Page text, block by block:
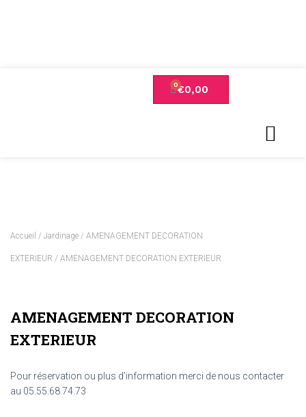
€0,00
Accueil / Jardinage / AMENAGEMENT DECORATION
EXTERIEUR / AMENAGEMENT DECORATION EXTERIEUR
AMENAGEMENT DECORATION
EXTERIEUR
Pour réservation ou plus d’information merci de nous contacter
au 05.55.68.74.73